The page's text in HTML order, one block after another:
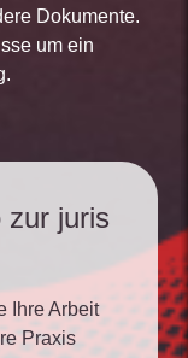
Dokumente.
um ein
zur juris
Ihre Arbeit
Praxis